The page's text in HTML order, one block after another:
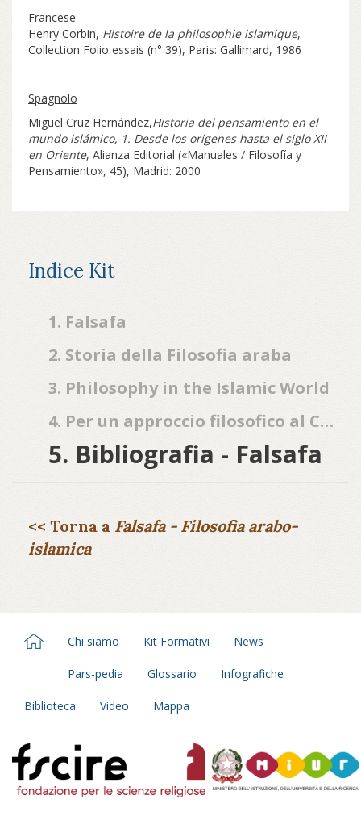
Francese
Henry Corbin, Histoire de la philosophie islamique,
Collection Folio essais (n° 39), Paris: Gallimard, 1986
Spagnolo
Miguel Cruz Hernández,Historia del pensamiento en el
mundo islámico, 1. Desde los orígenes hasta el siglo XII
en Oriente, Alianza Editorial («Manuales / Filosofía y
Pensamiento», 45), Madrid: 2000
Indice Kit
1. Falsafa
2. Storia della Filosofia araba
3. Philosophy in the Islamic World
4. Per un approccio filosofico al Corano
5. Bibliografia - Falsafa
<< Torna a Falsafa - Filosofia arabo-
islamica
Chi siamo Kit Formativi News
Pars-pedia Glossario Infografiche
Biblioteca Video Mappa